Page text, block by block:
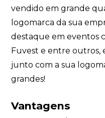
vendido em grande
logomarca da sua
destaque em eventos
Fuvest e entre outros,
junto com a sua
grandes!
Vantagens